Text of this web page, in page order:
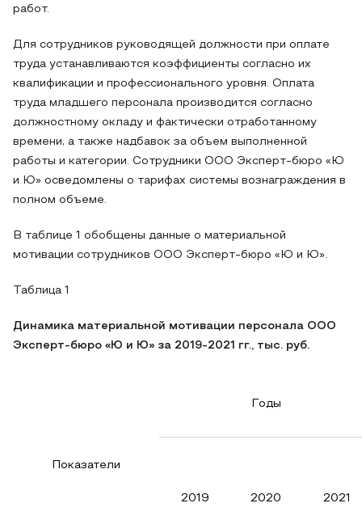
работ.
Для сотрудников руководящей должности при оплате
труда устанавливаются коэффициенты согласно их
квалификации и профессионального уровня. Оплата
труда младшего персонала производится согласно
должностному окладу и фактически отработанному
времени, а также надбавок за объем выполненной
работы и категории. Сотрудники ООО Эксперт-бюро «Ю
и Ю» осведомлены о тарифах системы вознаграждения в
полном объеме.
В таблице 1 обобщены данные о материальной
мотивации сотрудников ООО Эксперт-бюро «Ю и Ю».
Таблица 1
Динамика материальной мотивации персонала ООО
Эксперт-бюро «Ю и Ю» за 2019-2021 гг., тыс. руб.
Показатели
Годы
2019 2020 2021